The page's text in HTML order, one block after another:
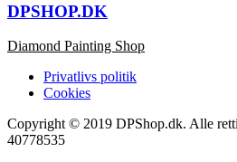
DPSHOP.DK
Diamond Painting Shop
Privatlivs politik
Cookies
Copyright © 2019 DPShop.dk. Alle
40778535